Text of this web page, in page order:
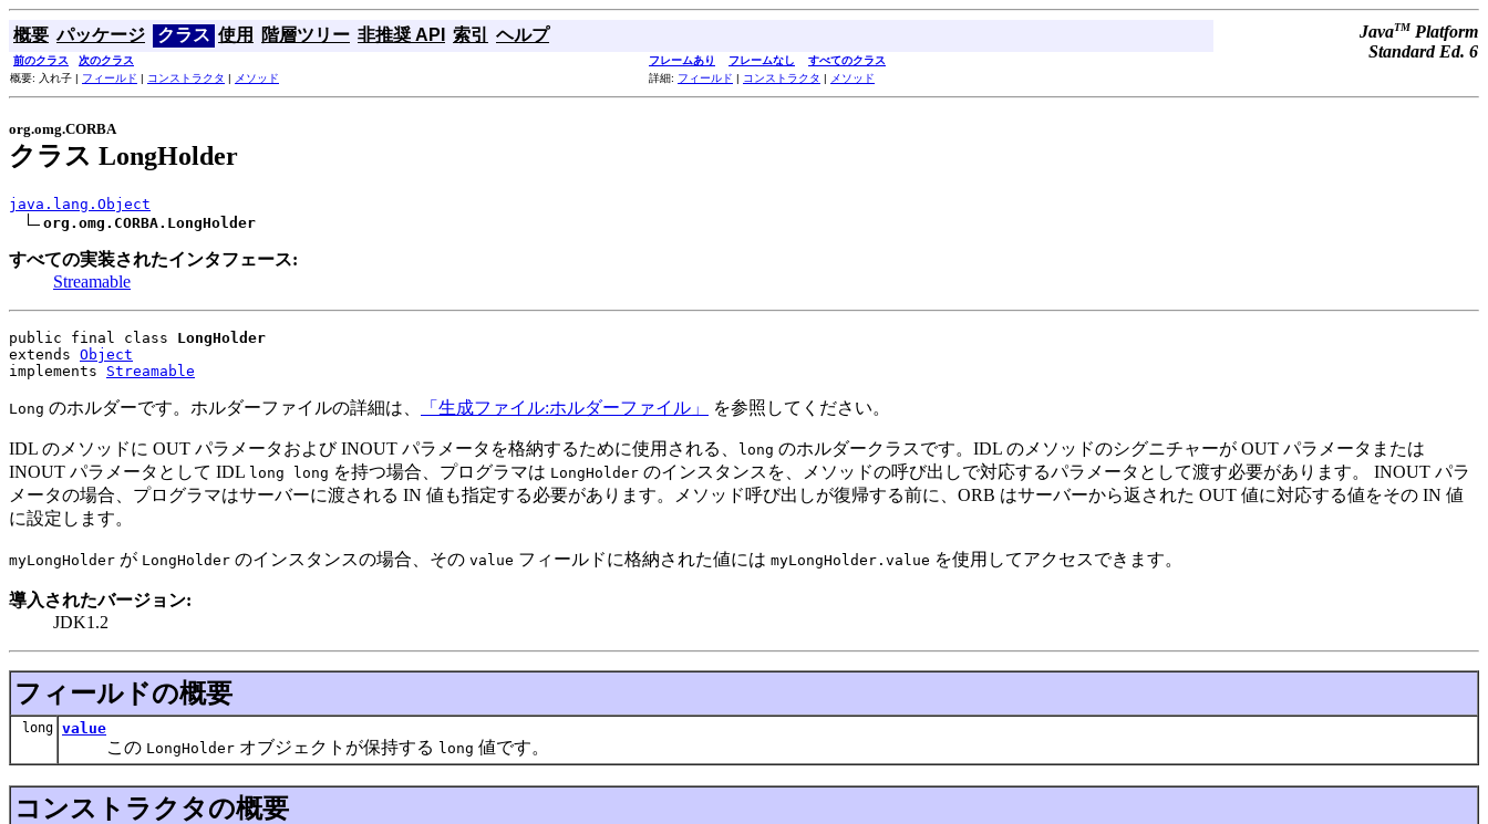
概要 パッケージ クラス 使用 階層ツリー 非推奨 API 索引 ヘルプ JavaTM Platform
Standard Ed. 6
前のクラス 次のクラス フレームあり フレームなし
すべてのクラス
概要: 入れ子 | フィールド | コンストラクタ | メソッド 詳細: フィールド | コンストラクタ | メソッド
org.omg.CORBA
クラス LongHolder
java.lang.Object
org.omg.CORBA.LongHolder
すべての実装されたインタフェース:
Streamable
public final class LongHolder
extends Object
implements Streamable
Long のホルダーです。ホルダーファイルの詳細は、 「生成ファイル:ホルダーファイル」 を参照してください。
IDL のメソッドに OUT パラメータおよび INOUT パラメータを格納するために使用される、 long のホルダークラスです。IDL のメソッドのシグニチャーが OUT パラメータまたは
INOUT パラメータとして IDL long long を持つ場合、プログラマは LongHolder のインスタンスを、メソッドの呼び出しで対応するパラメータとして渡す必要があります。 INOUT パラ
メータの場合、プログラマはサーバーに渡される IN 値も指定する必要があります。メソッド呼び出しが復帰する前に、ORB はサーバーから返された OUT 値に対応する値をその IN 値
に設定します。
myLongHolder が LongHolder のインスタンスの場合、その value フィールドに格納された値には myLongHolder.value を使用してアクセスできます。
導入されたバージョン:
JDK1.2
フィールドの概要
long value
この LongHolder オブジェクトが保持する long 値です。
コンストラクタの概要